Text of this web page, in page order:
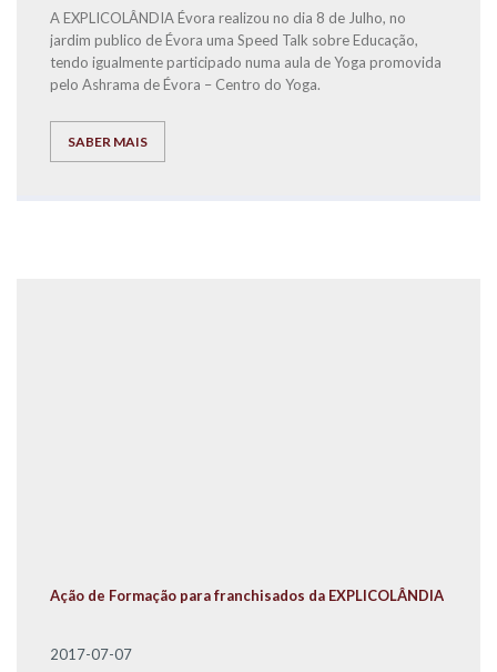
A EXPLICOLÂNDIA Évora realizou no dia 8 de Julho, no
jardim publico de Évora uma Speed Talk sobre Educação,
tendo igualmente participado numa aula de Yoga promovida
pelo Ashrama de Évora – Centro do Yoga.
SABER MAIS
Ação de Formação para franchisados da EXPLICOLÂNDIA
2017-07-07